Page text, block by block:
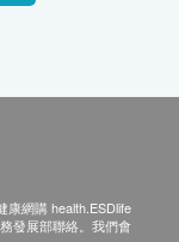
康網購 health.ESDlife
發展部聯絡。我們會